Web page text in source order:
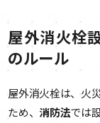
屋外消火栓
のルール
屋外消火栓は、火
ため、消防法では